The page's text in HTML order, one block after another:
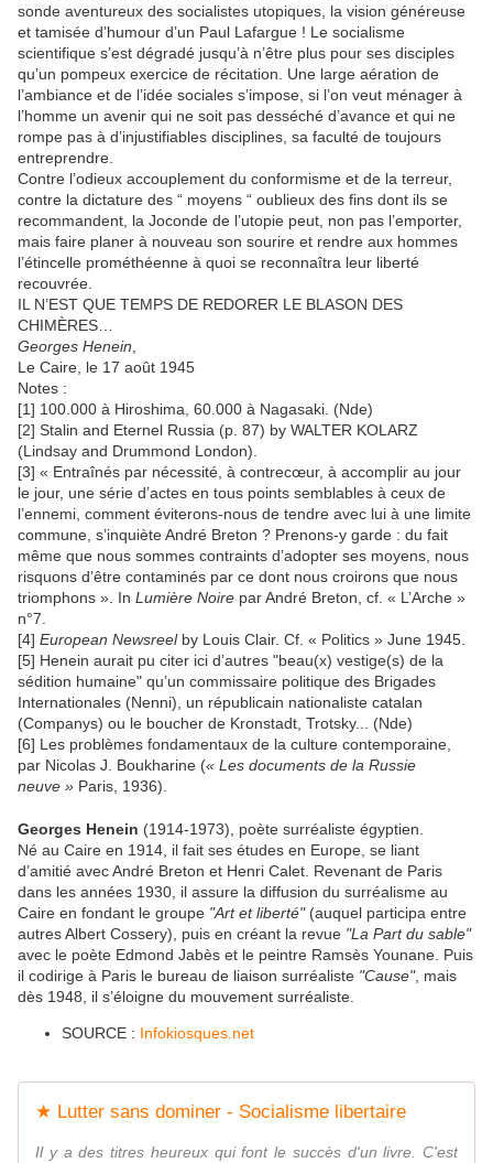
sonde aventureux des socialistes utopiques, la vision généreuse
et tamisée d’humour d’un Paul Lafargue ! Le socialisme
scientifique s’est dégradé jusqu’à n’être plus pour ses disciples
qu’un pompeux exercice de récitation. Une large aération de
l’ambiance et de l’idée sociales s’impose, si l’on veut ménager à
l’homme un avenir qui ne soit pas desséché d’avance et qui ne
rompe pas à d’injustifiables disciplines, sa faculté de toujours
entreprendre.
Contre l’odieux accouplement du conformisme et de la terreur,
contre la dictature des “ moyens “ oublieux des fins dont ils se
recommandent, la Joconde de l’utopie peut, non pas l’emporter,
mais faire planer à nouveau son sourire et rendre aux hommes
l’étincelle prométhéenne à quoi se reconnaîtra leur liberté
recouvrée.
IL N’EST QUE TEMPS DE REDORER LE BLASON DES
CHIMÈRES…
Georges Henein
Le Caire, le 17 août 1945
Notes :
[1] 100.000 à Hiroshima, 60.000 à Nagasaki. (Nde)
[2] Stalin and Eternel Russia (p. 87) by WALTER KOLARZ
(Lindsay and Drummond London).
[3] « Entraînés par nécessité, à contrecœur, à accomplir au jour
le jour, une série d’actes en tous points semblables à ceux de
l’ennemi, comment éviterons-nous de tendre avec lui à une limite
commune, s’inquiète André Breton ? Prenons-y garde : du fait
même que nous sommes contraints d’adopter ses moyens, nous
risquons d’être contaminés par ce dont nous croirons que nous
triomphons ». In Lumière Noire par André Breton, cf. « L’Arche »
n°7.
[4] European Newsreelby Louis Clair. Cf. « Politics » June 1945.
[5] Henein aurait pu citer ici d’autres "beau(x) vestige(s) de la
sédition humaine" qu’un commissaire politique des Brigades
Internationales (Nenni), un républicain nationaliste catalan
(Companys) ou le boucher de Kronstadt, Trotsky... (Nde)
[6] Les problèmes fondamentaux de la culture contemporaine,
par Nicolas J. Boukharine (« Les documents de la Russie
neuve » Paris, 1936).
Georges Henein (1914-1973), poète surréaliste égyptien.
Né au Caire en 1914, il fait ses études en Europe, se liant
d’amitié avec André Breton et Henri Calet. Revenant de Paris
dans les années 1930, il assure la diffusion du surréalisme au
Caire en fondant le groupe "Art et liberté"(auquel participa entre
autres Albert Cossery), puis en créant la revue "La Part du sable"
avec le poète Edmond Jabès et le peintre Ramsès Younane. Puis
il codirige à Paris le bureau de liaison surréaliste "Cause", mais
dès 1948, il s’éloigne du mouvement surréaliste.
SOURCE : Infokiosques.net
★ Lutter sans dominer - Socialisme libertaire
Il y a des titres heureux qui font le succès d'un livre. C'est